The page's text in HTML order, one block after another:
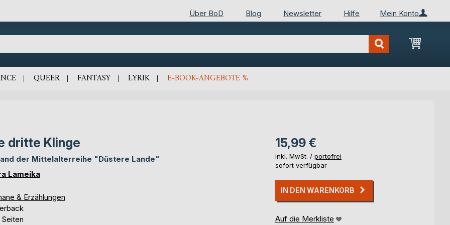
Mein Konto
Über BoD Blog Newsletter Hilfe
Mein
QUEER FANTASY LYRIK E-BOOK-ANGEBOTE %
dritte Klinge
der Mittelalterreihe "Düstere Lande"
Lameika
& Erzählungen
15,99 €
inkl. MwSt. / portofrei
sofort verfügbar
IN DEN WARENKORB
Auf die Merkliste